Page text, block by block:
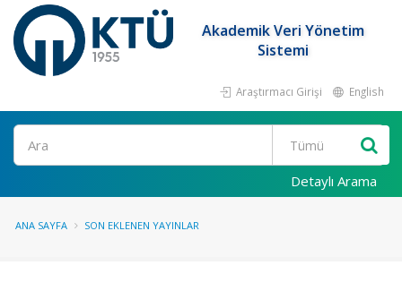
Akademik Veri Yönetim
Sistemi
Araştırmacı Girişi English
Ara
Detaylı Arama
ANA SAYFA SON EKLENEN YAYINLAR